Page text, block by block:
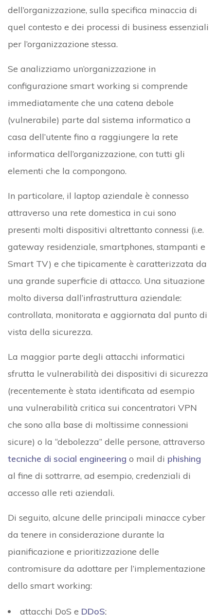
dell’organizzazione, sulla specifica minaccia di
quel contesto e dei processi di business essenziali
per l’organizzazione stessa.
Se analizziamo un’organizzazione in
configurazione smart working si comprende
immediatamente che una catena debole
(vulnerabile) parte dal sistema informatico a
casa dell’utente fino a raggiungere la rete
informatica dell’organizzazione, con tutti gli
elementi che la compongono.
In particolare, il laptop aziendale è connesso
attraverso una rete domestica in cui sono
presenti molti dispositivi altrettanto connessi (i.e.
gateway residenziale, smartphones, stampanti e
Smart TV) e che tipicamente è caratterizzata da
una grande superficie di attacco. Una situazione
molto diversa dall’infrastruttura aziendale:
controllata, monitorata e aggiornata dal punto di
vista della sicurezza.
La maggior parte degli attacchi informatici
sfrutta le vulnerabilità dei dispositivi di sicurezza
(recentemente è stata identificata ad esempio
una vulnerabilità critica sui concentratori VPN
che sono alla base di moltissime connessioni
sicure) o la “debolezza” delle persone, attraverso
tecniche di social engineering o mail di phishing
al fine di sottrarre, ad esempio, credenziali di
accesso alle reti aziendali.
Di seguito, alcune delle principali minacce cyber
da tenere in considerazione durante la
pianificazione e prioritizzazione delle
contromisure da adottare per l’implementazione
dello smart working:
attacchi DoS e DDoS;